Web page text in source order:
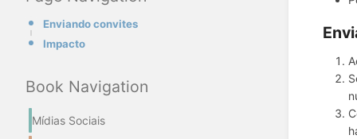
Enviando convites
Impacto
Book Navigation
Mídias Sociais